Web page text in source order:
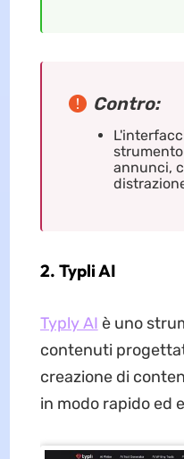
Contro:
annunci,
2. Typli AI
Typly AI è uno
contenuti
creazione di
in modo rapido ed